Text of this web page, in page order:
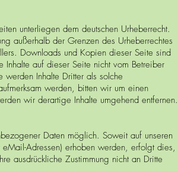
unterliegen dem deutschen Urheberrecht.
außerhalb der Grenzen des Urheberrechtes
Downloads und Kopien dieser Seite sind
auf dieser Seite nicht vom Betreiber
werden Inhalte Dritter als solche
werden, bitten wir um einen
wir derartige Inhalte umgehend entfernen.
Daten möglich. Soweit auf unseren
Adressen) erhoben werden, erfolgt dies,
ausdrückliche Zustimmung nicht an Dritte